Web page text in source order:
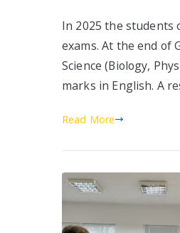
In 2025 the students
exams. At the end of
Science (Biology,
marks in English. A
Read More